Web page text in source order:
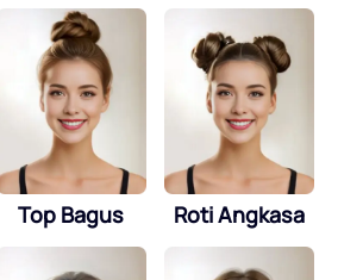
Top Bagus Roti Angkasa